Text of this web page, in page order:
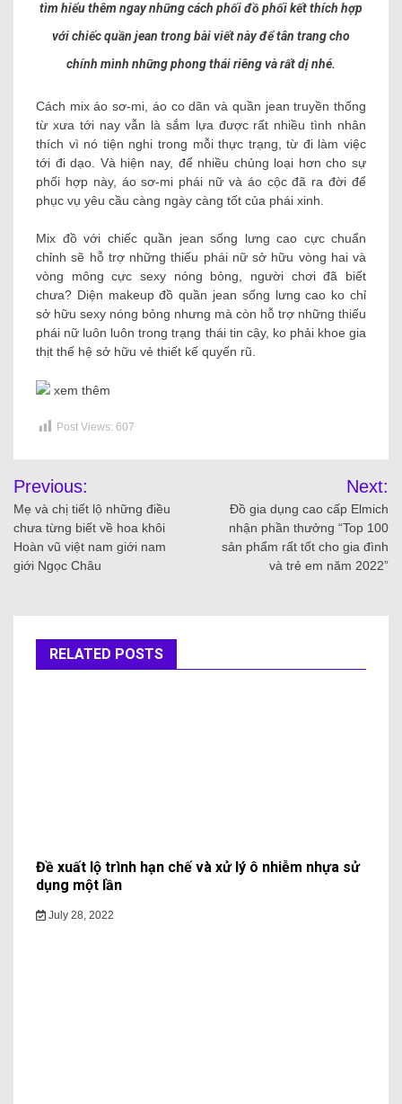
tìm hiểu thêm ngay những cách phối đồ phối kết thích hợp
với chiếc quần jean trong bài viết này để tân trang cho
chính mình những phong thái riêng và rất dị nhé.
Cách mix áo sơ-mi, áo co dãn và quần jean truyền thống
từ xưa tới nay vẫn là sắm lựa được rất nhiều tình nhân
thích vì nó tiện nghi trong mỗi thực trạng, từ đi làm việc
tới đi dạo. Và hiện nay, để nhiều chủng loại hơn cho sự
phối hợp này, áo sơ-mi phái nữ và áo cộc đã ra đời để
phục vụ yêu cầu càng ngày càng tốt của phái xinh.
Mix đồ với chiếc quần jean sống lưng cao cực chuẩn
chỉnh sẽ hỗ trợ những thiếu phái nữ sở hữu vòng hai và
vòng mông cực sexy nóng bỏng, người chơi đã biết
chưa? Diện makeup đồ quần jean sống lưng cao ko chỉ
sở hữu sexy nóng bỏng nhưng mà còn hỗ trợ những thiếu
phái nữ luôn luôn trong trạng thái tin cậy, ko phải khoe gia
thịt thế hệ sở hữu vẻ thiết kế quyến rũ.
xem thêm
Post Views: 607
Previous:
Mẹ và chị tiết lộ những điều
chưa từng biết về hoa khôi
Hoàn vũ việt nam giới nam
giới Ngọc Châu
Next:
Đồ gia dụng cao cấp Elmich
nhận phần thưởng “Top 100
sản phẩm rất tốt cho gia đình
và trẻ em năm 2022”
RELATED POSTS
Đề xuất lộ trình hạn chế và xử lý ô nhiễm nhựa sử
dụng một lần
July 28, 2022